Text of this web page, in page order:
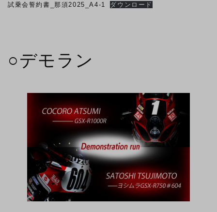
試乗会誓約書_那須2025_A4-1 ダウンロード
○デモラン